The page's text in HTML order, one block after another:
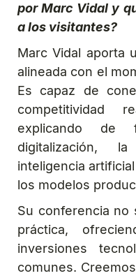
por Marc Vidal y
a los visitantes?
Marc Vidal aporta
alineada con el
Es capaz de
competitividad
explicando de
digitalización,
inteligencia
los modelos
Su conferencia no
práctica,
inversiones
comunes.